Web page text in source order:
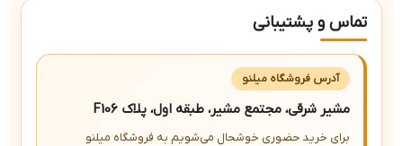
تماس و پشتیبانی
آدرس فروشگاه میلنو
مشیر شرقی، مجتمع مشیر، طبقه اول، پلاک F106
برای خرید حضوری خوشحال می‌شویم به فروشگاه میلنو